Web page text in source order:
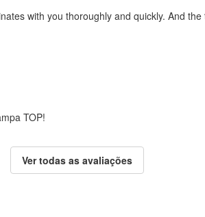
with you thoroughly and quickly. And
TOP!
Ver todas as avaliações